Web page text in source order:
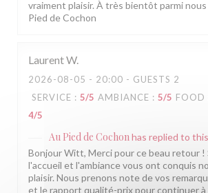
vraiment plaisir. À très bientôt parmi nous
Pied de Cochon
LaurentW
2026-08-05 - 20:00 - GUESTS 2
SERVICE : 5/5 AMBIANCE : 5/5 FOOD
4/5
Au Pied de Cochonhas replied to
Bonjour Witt, Merci pour ce beau retour !
l'accueil et l'ambiance vous ont conquis
plaisir. Nous prenons note de vos
et le rapport qualité-prix pour continuer à